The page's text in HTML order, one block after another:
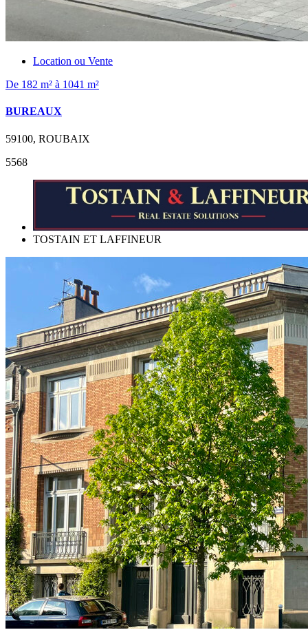
Location ou Vente
De 182 m² à 1041 m²
BUREAUX
59100, ROUBAIX
5568
TOSTAIN ET LAFFINEUR